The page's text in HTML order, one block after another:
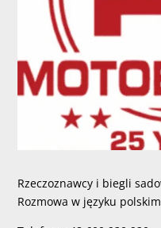
Rzeczoznawcy i biegli
Rozmowa w języku